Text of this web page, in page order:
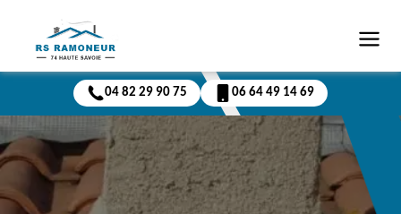
04 82 29 90 75 06 64 49 14 69